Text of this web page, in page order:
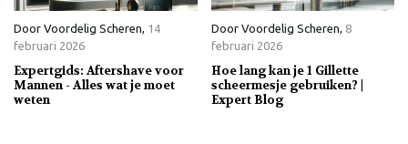
Door Voordelig Scheren, 14
februari 2026
Expertgids: Aftershave voor
Mannen - Alles wat je moet
weten
Door Voordelig Scheren, 8
februari 2026
Hoe lang kan je 1 Gillette
scheermesje gebruiken? |
Expert Blog